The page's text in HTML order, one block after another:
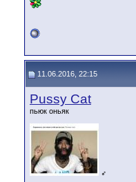
11.06.2016, 22:15
Pussy Cat
пьюк оньяк
♂